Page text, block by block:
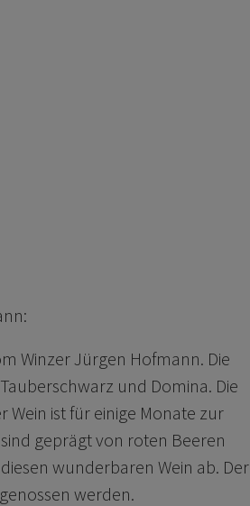
Winzer Jürgen Hofmann. Die
und Domina. Die
Wein ist für einige Monate zur
geprägt von roten Beeren
wunderbaren Wein ab. Der
werden.